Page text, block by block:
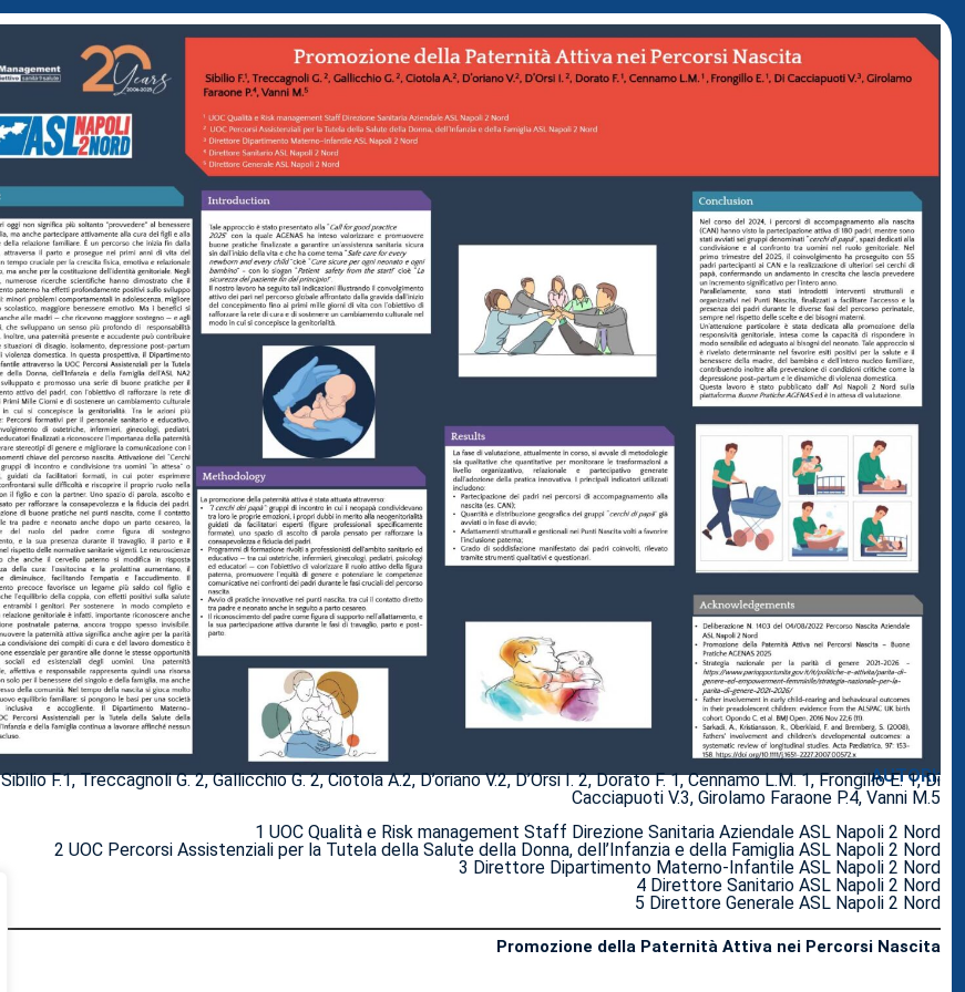
AUTORI:
Sibilio F.1, Treccagnoli G. 2, Gallicchio G. 2, Ciotola A.2, D’oriano V.2, D’Orsi I. 2, Dorato F. 1, Cennamo L.M. 1, Frongillo E. 1, Di
Cacciapuoti V.3, Girolamo Faraone P.4, Vanni M.5
1 UOC Qualità e Risk management Staff Direzione Sanitaria Aziendale ASL Napoli 2 Nord
2 UOC Percorsi Assistenziali per la Tutela della Salute della Donna, dell’Infanzia e della Famiglia ASL Napoli 2 Nord
3 Direttore Dipartimento Materno-Infantile ASL Napoli 2 Nord
4 Direttore Sanitario ASL Napoli 2 Nord
5 Direttore Generale ASL Napoli 2 Nord
Promozione della Paternità Attiva nei Percorsi Nascita